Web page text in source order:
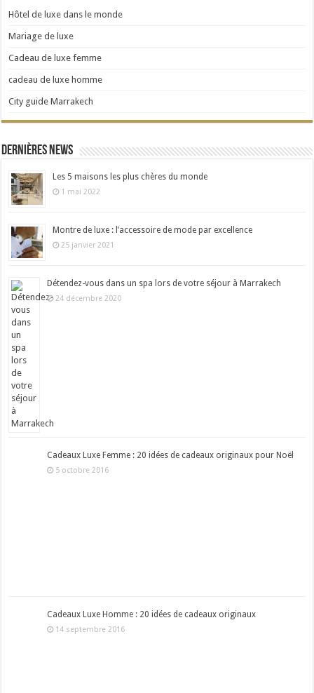
Hôtel de luxe dans le monde
Mariage de luxe
Cadeau de luxe femme
cadeau de luxe homme
City guide Marrakech
Dernières news
Les 5 maisons les plus chères du monde
1 mai 2022
Montre de luxe : l’accessoire de mode par excellence
25 janvier 2021
Détendez-vous dans un spa lors de votre séjour à Marrakech
24 décembre 2020
Cadeaux Luxe Femme : 20 idées de cadeaux originaux pour Noël
5 octobre 2016
Cadeaux Luxe Homme : 20 idées de cadeaux originaux
14 septembre 2016